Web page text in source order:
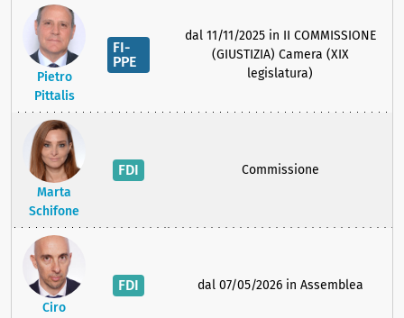
Pietro
Pittalis
FI-
PPE
dal 11/11/2025 in II COMMISSIONE
(GIUSTIZIA) Camera (XIX
legislatura)
Marta
Schifone
FDI Commissione
Ciro
FDI dal 07/05/2026 in Assemblea